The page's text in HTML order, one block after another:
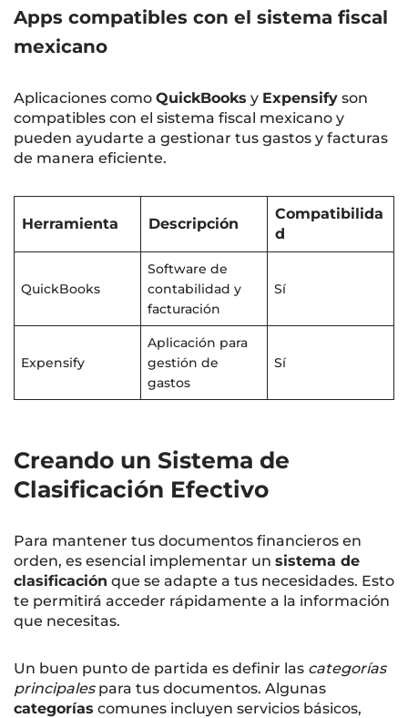
Apps compatibles con el sistema fiscal
mexicano
Aplicaciones como QuickBooks y Expensify son
compatibles con el sistema fiscal mexicano y
pueden ayudarte a gestionar tus gastos y facturas
de manera eficiente.
Herramienta Descripción
Compatibilida
d
QuickBooks
Software de
contabilidad y
facturación
Sí
Expensify
Aplicación para
gestión de
gastos
Sí
Creando un Sistema de
Clasificación Efectivo
Para mantener tus documentos financieros en
orden, es esencial implementar un sistema de
clasificación que se adapte a tus necesidades. Esto
te permitirá acceder rápidamente a la información
que necesitas.
Un buen punto de partida es definir las categorías
principalespara tus documentos. Algunas
categorías comunes incluyen servicios básicos,